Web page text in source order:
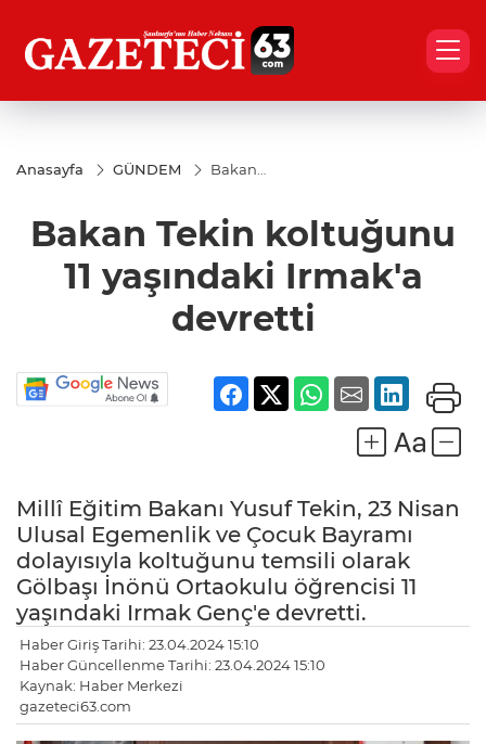
Anasayfa GÜNDEM
Bakan
yaşındaki
devretti
Bakan Tekin koltuğunu
11 yaşındaki Irmak'a
devretti
Millî Eğitim Bakanı Yusuf Tekin, 23 Nisan
Ulusal Egemenlik ve Çocuk Bayramı
dolayısıyla koltuğunu temsili olarak
Gölbaşı İnönü Ortaokulu öğrencisi 11
yaşındaki Irmak Genç'e devretti.
Haber Giriş Tarihi: 23.04.2024 15:10
Haber Güncellenme Tarihi: 23.04.2024 15:10
Kaynak: Haber Merkezi
gazeteci63.com